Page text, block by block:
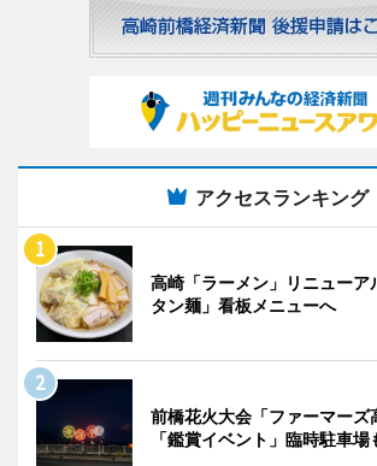
アクセスランキング
高崎「ラーメン」リニュー
タン麺」看板メニューへ
前橋花火大会「ファーマーズ
「鑑賞イベント」臨時駐車場